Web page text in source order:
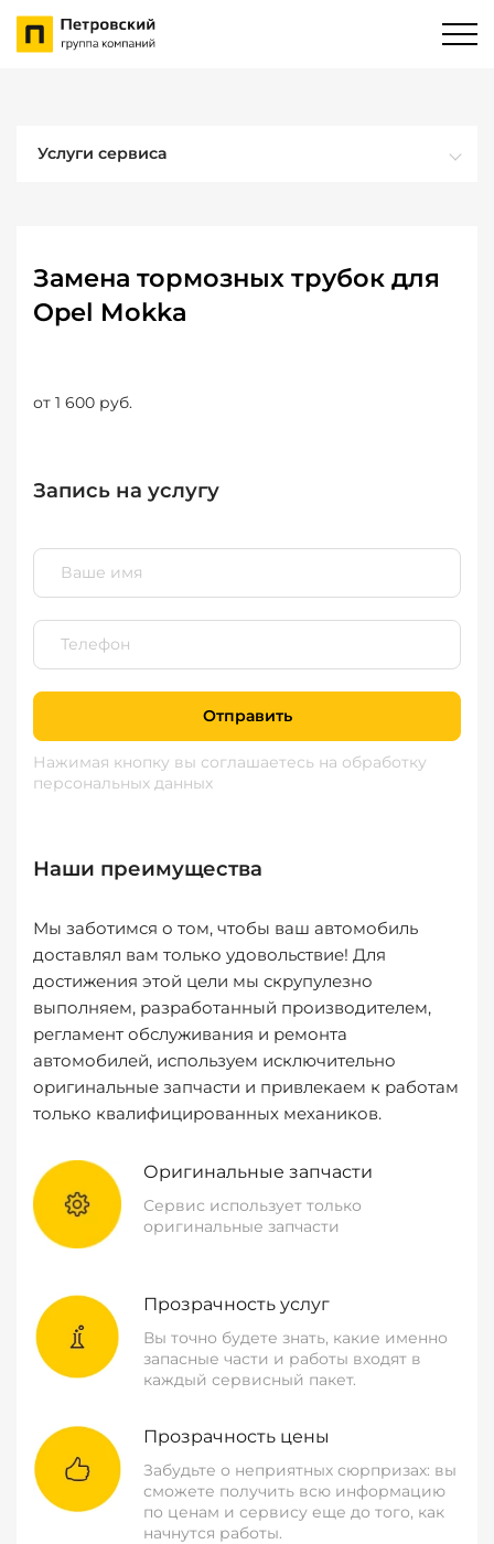
Услуги сервиса
Замена тормозных трубок для
Opel Mokka
от 1 600 руб.
Запись на услугу
Отправить
Нажимая кнопку вы соглашаетесь на обработку
персональных данных
Наши преимущества
Мы заботимся о том, чтобы ваш автомобиль
доставлял вам только удовольствие! Для
достижения этой цели мы скрупулезно
выполняем, разработанный производителем,
регламент обслуживания и ремонта
автомобилей, используем исключительно
оригинальные запчасти и привлекаем к работам
только квалифицированных механиков.
Оригинальные запчасти
Сервис использует только
оригинальные запчасти
Прозрачность услуг
Вы точно будете знать, какие именно
запасные части и работы входят в
каждый сервисный пакет.
Прозрачность цены
Забудьте о неприятных сюрпризах: вы
сможете получить всю информацию
по ценам и сервису еще до того, как
начнутся работы.